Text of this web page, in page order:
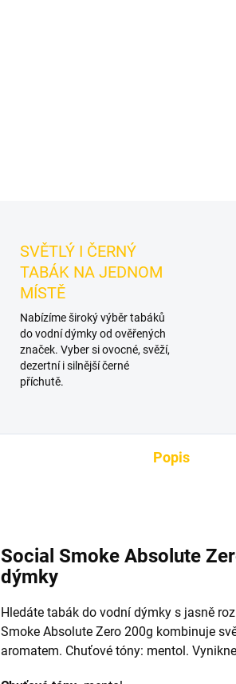
SVĚTLÝ I ČERNÝ
TABÁK NA JEDNOM
MÍSTĚ
Nabízíme široký výběr tabáků
do vodní dýmky od ověřených
značek. Vyber si ovocné, svěží,
dezertní i silnější černé
příchutě.
Popis
Social Smoke Absolute
dýmky
Hledáte tabák do vodní dýmky s jasně
Smoke Absolute Zero 200g kombinuje
aromatem. Chuťové tóny: mentol.